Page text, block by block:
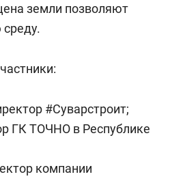
земли позволяют
#Суварстроит;
ГК ТОЧНО в Республике
компании